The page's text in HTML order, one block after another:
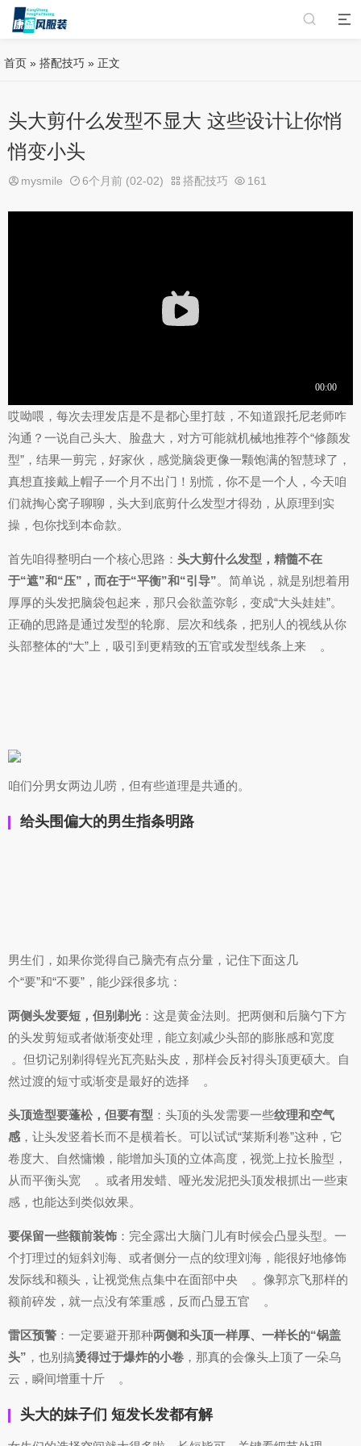
首页 » 搭配技巧 » 正文
头大剪什么发型不显大 这些设计让你悄
悄变小头
mysmile 6个月前 (02-02) 搭配技巧 161
哎呦喂，每次去理发店是不是都心里打鼓，不知道跟托尼老师咋
沟通？一说自己头大、脸盘大，对方可能就机械地推荐个“修颜发
型”，结果一剪完，好家伙，感觉脑袋更像一颗饱满的智慧球了，
真想直接戴上帽子一个月不出门！别慌，你不是一个人，今天咱
们就掏心窝子聊聊，头大到底剪什么发型才得劲，从原理到实
操，包你找到本命款。
首先咱得整明白一个核心思路： 头大剪什么发型，精髓不在
于“遮”和“压”，而在于“平衡”和“引导”。简单说，就是别想着用
厚厚的头发把脑袋包起来，那只会欲盖弥彰，变成“大头娃娃”。
正确的思路是通过发型的轮廓、层次和线条，把别人的视线从你
头部整体的“大”上，吸引到更精致的五官或发型线条上来
。
咱们分男女两边儿唠，但有些道理是共通的。
给头围偏大的男生指条明路
男生们，如果你觉得自己脑壳有点分量，记住下面这几
个“要”和“不要”，能少踩很多坑：
两侧头发要短，但别剃光 ：这是黄金法则。把两侧和后脑勺下方
的头发剪短或者做渐变处理，能立刻减少头部的膨胀感和宽度
。但切记别剃得锃光瓦亮贴头皮，那样会反衬得头顶更硕大。自
然过渡的短寸或渐变是最好的选择
。
头顶造型要蓬松，但要有型 ：头顶的头发需要一些纹理和空气
感 ，让头发竖着长而不是横着长。可以试试“莱斯利卷”这种，它
卷度大、自然慵懒，能增加头顶的立体高度，视觉上拉长脸型，
从而平衡头宽
。或者用发蜡、哑光发泥把头顶发根抓出一些束
感，也能达到类似效果。
要保留一些额前装饰 ：完全露出大脑门儿有时候会凸显头型。一
个打理过的短斜刘海、或者侧分一点的纹理刘海，能很好地修饰
发际线和额头，让视觉焦点集中在面部中央
。像郭京飞那样的
额前碎发，就一点没有笨重感，反而凸显五官
。
雷区预警 ：一定要避开那种两侧和头顶一样厚、一样长的“锅盖
头” ，也别搞烫得过于爆炸的小卷 ，那真的会像头上顶了一朵乌
云，瞬间增重十斤
。
头大的妹子们 短发长发都有解